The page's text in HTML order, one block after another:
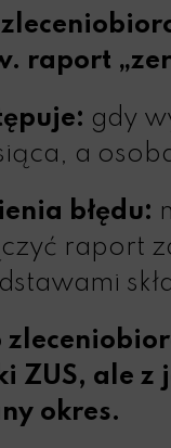
raport
gdy
a
błędu:
raport
ZUS, ale
okres.